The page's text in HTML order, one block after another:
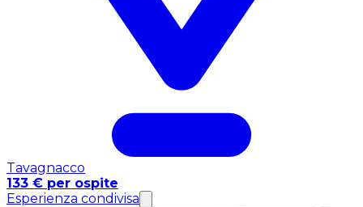
Tavagnacco
133 € per ospite
Esperienza condivisa